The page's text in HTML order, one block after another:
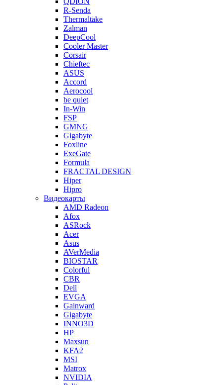
R-Senda
Thermaltake
Zalman
DeepCool
Cooler Master
Corsair
Chieftec
ASUS
Accord
Aerocool
be quiet
In-Win
FSP
GMNG
Gigabyte
Foxline
ExeGate
Formula
FRACTAL DESIGN
Hiper
Hipro
Видеокарты
AMD Radeon
Afox
ASRock
Acer
Asus
AVerMedia
BIOSTAR
Colorful
CBR
Dell
EVGA
Gainward
Gigabyte
INNO3D
HP
Maxsun
KFA2
MSI
Matrox
NVIDIA